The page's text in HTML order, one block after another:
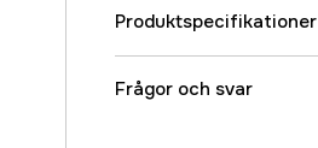
Produktspecifikationer
Referensnummer
Frågor och svar